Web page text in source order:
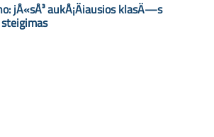
jÅ«sÅ³ aukÅ¡Äiausios klasÄ—s